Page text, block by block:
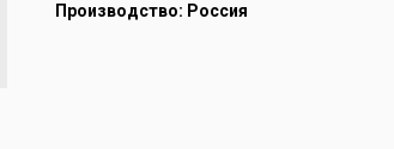
Производство: Россия